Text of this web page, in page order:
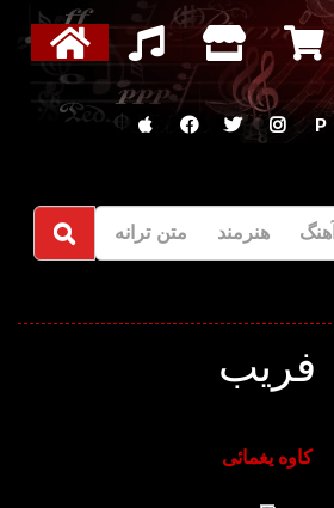
P
هنرمند متن ترانه
فریب
کاوه یغمائی